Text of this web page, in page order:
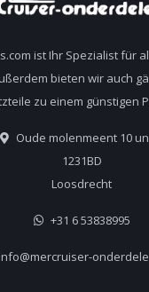
ist Ihr Spezialist für
bieten wir auch
zu einem günstigen
Oude molenmeent 10
1231BD
Loosdrecht
+31 6 53838995